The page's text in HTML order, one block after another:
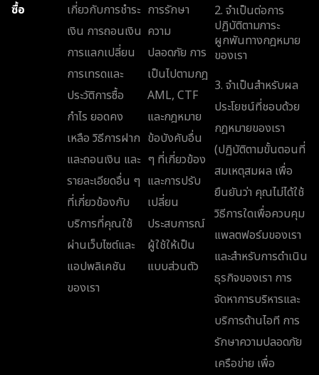
ซื้อ
เกี่ยวกับการชำระ
เงิน การถอนเงิน
การแลกเปลี่ยน
การเทรดและ
ประวัติการซื้อ
กำไร ยอดคง
เหลือ วิธีการฝาก
และถอนเงิน และ
รายละเอียดอื่น ๆ
ที่เกี่ยวข้องกับ
บริการที่คุณใช้
ผ่านเว็บไซต์และ
แอปพลิเคชัน
ของเรา
การรักษา
ความ
ปลอดภัย การ
เป็นไปตามกฎ
AML, CTF
และกฎหมาย
ข้อบังคับอื่น
ๆ ที่เกี่ยวข้อง
และการปรับ
เปลี่ยน
ประสบการณ์
ผู้ใช้ให้เป็น
แบบส่วนตัว
2. จำเป็นต่อการ
ปฏิบัติตามภาระ
ผูกพันทางกฎหมาย
ของเรา
3. จำเป็นสำหรับผล
ประโยชน์ที่ชอบด้วย
กฎหมายของเรา
(ปฏิบัติตามขั้นตอนที่
สมเหตุสมผล เพื่อ
ยืนยันว่า คุณไม่ได้ใช้
วิธีการใดเพื่อควบคุม
แพลตฟอร์มของเรา
และสำหรับการดำเนิน
ธุรกิจของเรา การ
จัดหาการบริหารและ
บริการด้านไอที การ
รักษาความปลอดภัย
เครือข่าย เพื่อ